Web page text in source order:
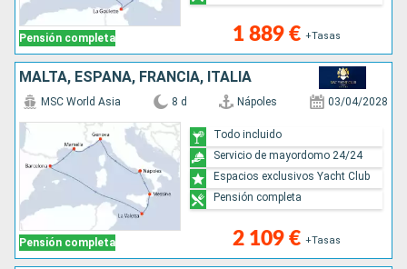
Pensión completa 1 889 € +Tasas
MALTA, ESPAÑA, FRANCIA, ITALIA
Pensión completa
MSC World Asia 8 d Nápoles 03/04/2028
2 109 € +Tasas
Todo incluido
Servicio de mayordomo 24/24
Espacios exclusivos Yacht Club
Pensión completa